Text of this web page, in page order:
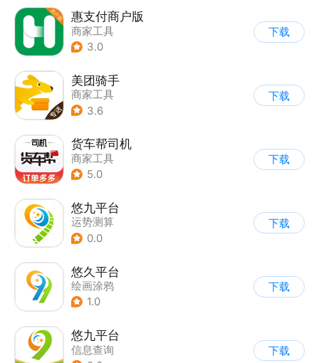
惠支付商户版
商家工具
3.0
下载
美团骑手
商家工具
3.6
下载
货车帮司机
商家工具
5.0
下载
悠九平台
运势测算
0.0
下载
悠久平台
绘画涂鸦
1.0
下载
悠九平台
信息查询
下载